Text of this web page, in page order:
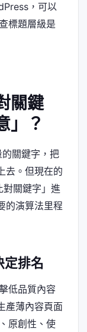
，可以
標題層級是
關鍵
」？
關鍵字，把
去。但現在的
關鍵字」進
的演算法里程
定排名
低品質內容
產薄內容頁面
原創性、使